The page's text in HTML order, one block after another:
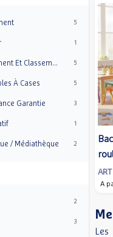
5
1
Et Classement 5
À Cases 5
Garantie 3
1
/ Médiathèque 2
2
3
A